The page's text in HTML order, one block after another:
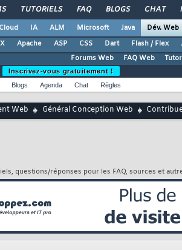
TUTORIELS FAQ BLOGS CHAT
Cloud IA ALM Microsoft Java Dév. Web
Apache ASP CSS Dart Flash / Flex
Forums Web
FAQ Web
Inscrivez-vous gratuitement !
Blogs Agenda Chat Règles
Web Général Conception Web
questions/réponses pour les FAQ, sources et